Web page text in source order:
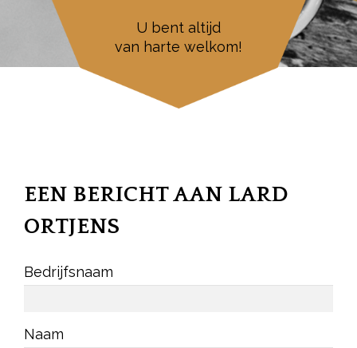
U bent altijd
van harte welkom!
EEN BERICHT AAN LARD
ORTJENS
Bedrijfsnaam
Naam